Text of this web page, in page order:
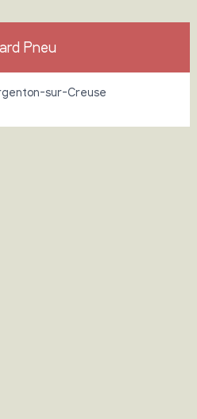
Pneu
sur-Creuse